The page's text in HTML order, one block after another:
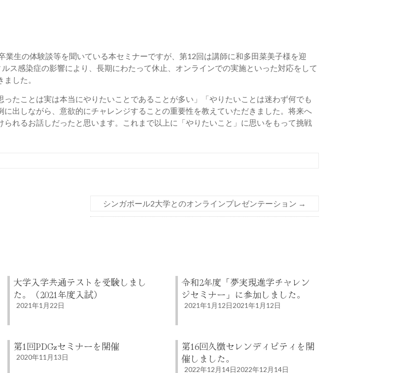
生の体験談等を聞いている本セミナーですが、第12回は講師に和多田菜美子様を迎
ス感染症の影響により、長期にわたって休止、オンラインでの実施といった対応をして
した。
たことは実は本当にやりたいことであることが多い」「やりたいことは迷わず何でも
出しながら、意欲的にチャレンジすることの重要性を教えていただきました。将来へ
れるお話しだったと思います。これまで以上に「やりたいこと」に思いをもって挑戦
シンガポール2大学とのオンラインプレゼンテーション →
大学入学共通テストを受験しまし
た。（2021年度入試）
2021年1月22日
令和2年度「夢実現進学チャレン
ジセミナー」に参加しました。
2021年1月12日2021年1月12日
第1回PDGzセミナーを開催
2020年11月13日
第16回久徴セレンディピティを開
催しました。
2022年12月14日2022年12月14日